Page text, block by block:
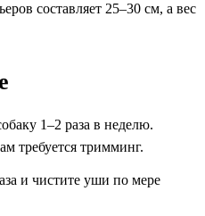
составляет 25–30 см, а вес
1–2 раза в неделю.
требуется тримминг.
и чистите уши по мере